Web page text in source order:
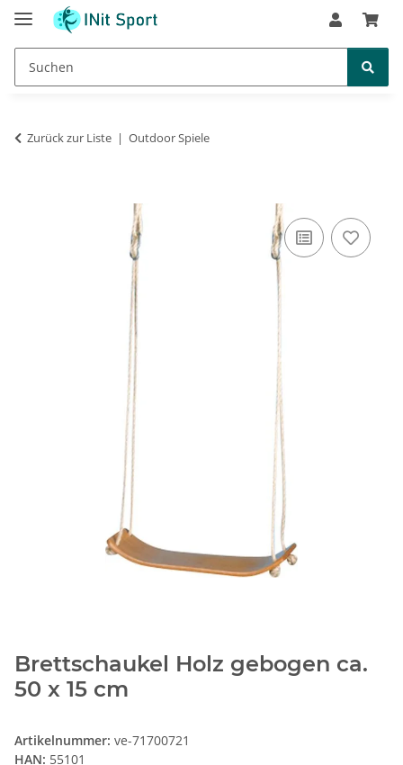
Zurück zur Liste Outdoor Spiele
Brettschaukel Holz gebogen ca.
50 x 15 cm
Artikelnummer: ve-71700721
HAN: 55101